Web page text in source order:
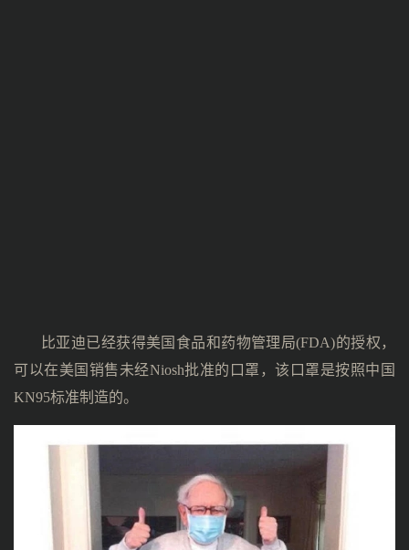
比亚迪已经获得美国食品和药物管理局(FDA)的授权，
可以在美国销售未经Niosh批准的口罩，该口罩是按照中国
KN95标准制造的。